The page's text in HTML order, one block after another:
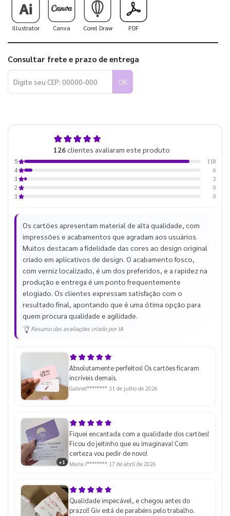
Illustrator Canva Corel Draw PDF
Consultar frete e prazo de entrega
OK
126clientes avaliaram este produto
5
118
4
6
3
2
2
0
1
0
Os cartões apresentam material de alta qualidade, com
impressões e acabamentos que agradam aos usuários.
Muitos destacam a fidelidade das cores ao design original
criado em aplicativos de design. O acabamento fosco,
com verniz localizado, é um dos preferidos, e a rapidez na
produção e entrega é um ponto frequentemente
elogiado. Os clientes expressam satisfação com o
resultado final, apontando que é uma ótima opção para
quem procura qualidade e agilidade.
Resumo das avaliações criado por IA
Absolutamente perfeitos! Os cartões ficaram
incríveis demais.
Gabriel******** 31 de julho de 2026
+1
Fiquei encantada com a qualidade dos cartões!
Ficou do jeitinho que eu imaginava! Com
certeza vou pedir de novo!
Maria I******** 17 de abril de 2026
Qualidade impecável, e chegou antes do
prazo!! Giv está de parabéns pelo trabalho.